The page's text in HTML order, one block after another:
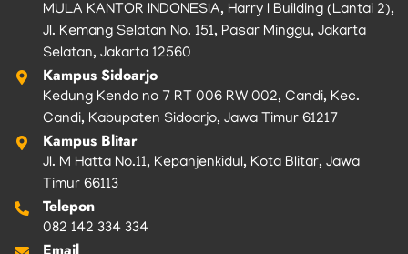
MULA KANTOR INDONESIA, Harry I Building (Lantai 2),
Jl. Kemang Selatan No. 151, Pasar Minggu, Jakarta
Selatan, Jakarta 12560
Kampus Sidoarjo
Kedung Kendo no 7 RT 006 RW 002, Candi, Kec.
Candi, Kabupaten Sidoarjo, Jawa Timur 61217
Kampus Blitar
Jl. M Hatta No.11, Kepanjenkidul, Kota Blitar, Jawa
Timur 66113
Telepon
082 142 334 334